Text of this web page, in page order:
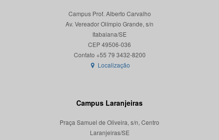
Campus Prof. Alberto Carvalho
Av. Vereador Olímpio Grande, s/n
Itabaiana/SE
CEP 49506-036
Localização
Campus Laranjeiras
Praça Samuel de Oliveira, s/n, Centro
Laranjeiras/SE